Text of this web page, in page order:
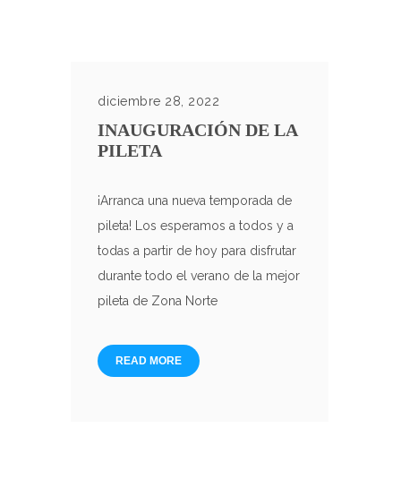
diciembre 28, 2022
INAUGURACIÓN DE LA
PILETA
¡Arranca una nueva temporada de
pileta! Los esperamos a todos y a
todas a partir de hoy para disfrutar
durante todo el verano de la mejor
pileta de Zona Norte
READ MORE